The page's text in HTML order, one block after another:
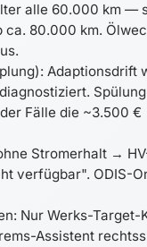
alle 60.000 km —
ca. 80.000 km.
Adaptionsdrift
Fälle die ~3.500 €
Stromerhalt →
verfügbar". ODIS-
Nur Werks-
Assistent